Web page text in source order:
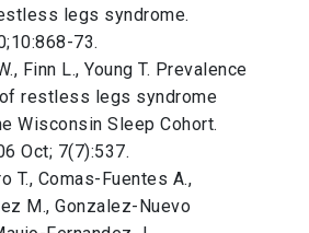
legs syndrome.
73.
Finn L., Young T. Prevalence
restless legs syndrome
Wisconsin Sleep Cohort.
Oct; 7(7):537.
T., Comas-Fuentes A.,
M., Gonzalez-Nuevo